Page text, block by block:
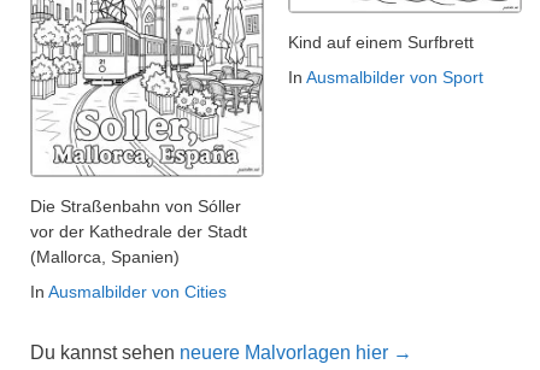
Die Straßenbahn von Sóller
vor der Kathedrale der Stadt
(Mallorca, Spanien)
In Ausmalbilder von Cities
Kind auf einem Surfbrett
In Ausmalbilder von Sport
Du kannst sehen neuere Malvorlagen hier →